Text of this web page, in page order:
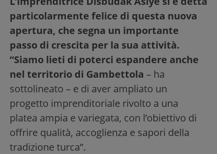
particolarmente felice di questa nuova
apertura, che segna un importante
passo di crescita per la sua attività.
“Siamo lieti di poterci espandere anche
nel territorio di Gambettola – ha
sottolineato – e di aver ampliato un
progetto imprenditoriale rivolto a una
platea ampia e variegata, con l’obiettivo di
offrire qualità, accoglienza e sapori della
tradizione turca”.